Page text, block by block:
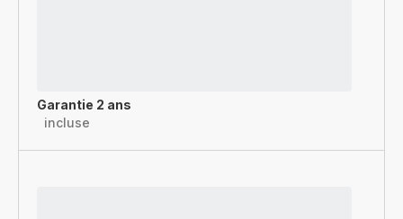
Garantie 2 ans
incluse